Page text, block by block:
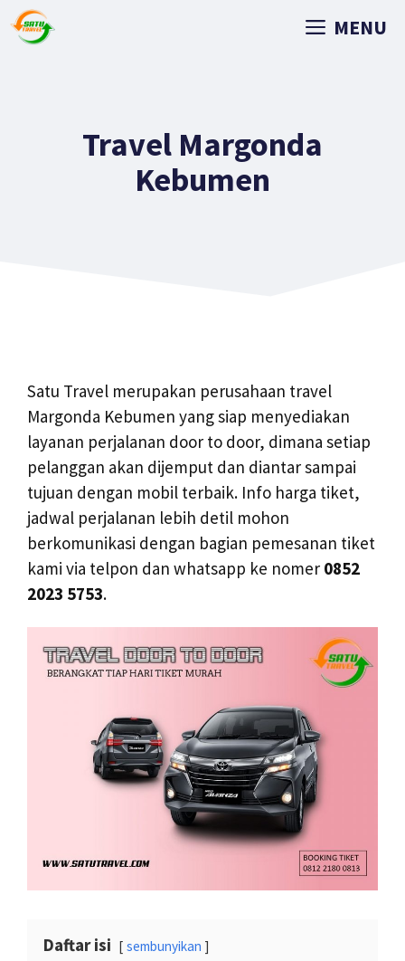
MENU
Travel Margonda
Kebumen
Satu Travel merupakan perusahaan travel
Margonda Kebumen yang siap menyediakan
layanan perjalanan door to door, dimana setiap
pelanggan akan dijemput dan diantar sampai
tujuan dengan mobil terbaik. Info harga tiket,
jadwal perjalanan lebih detil mohon
berkomunikasi dengan bagian pemesanan tiket
kami via telpon dan whatsapp ke nomer 0852
2023 5753.
Daftar isi sembunyikan